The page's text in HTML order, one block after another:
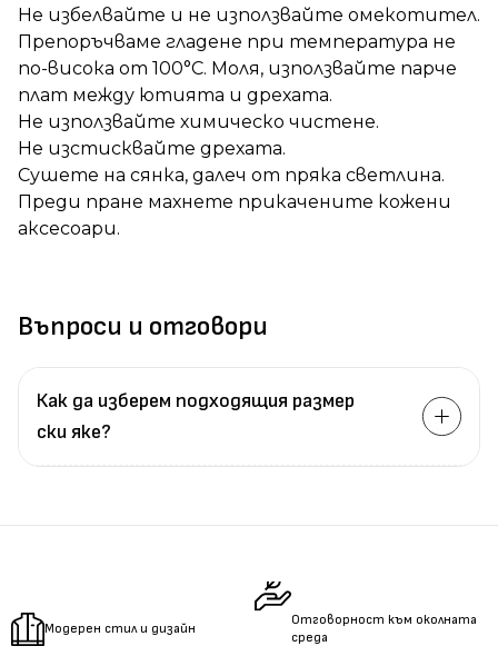
Не избелвайте и не използвайте омекотител.
Препоръчваме гладене при температура не
по-висока от 100°C. Моля, използвайте парче
плат между ютията и дрехата.
Не използвайте химическо чистене.
Не изстисквайте дрехата.
Сушете на сянка, далеч от пряка светлина.
Преди пране махнете прикачените кожени
аксесоари.
Въпроси и отговори
Как да изберем подходящия размер
ски яке?
Измеретеобиколкатана талията.
Модерен стил и дизайн
Отговорност към околната
среда